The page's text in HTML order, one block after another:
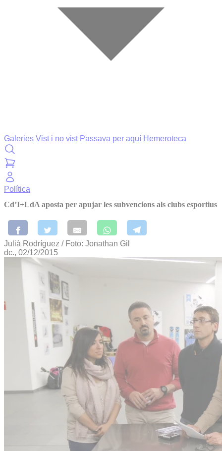
Galeries Vist i no vist Passava per aquí Hemeroteca
Política
Cd’I+LdA aposta per apujar les subvencions als clubs esportius
Julià Rodríguez / Foto: Jonathan Gil
dc., 02/12/2015